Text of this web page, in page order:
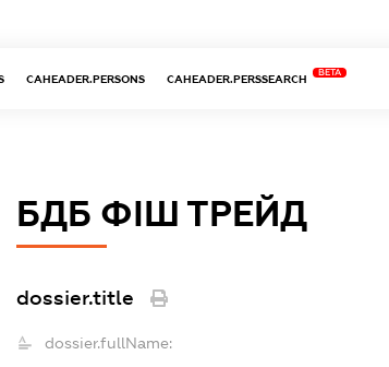
CAHEADER.PERSONS CAHEADER.PERSSEARCH
BETA
БДБ ФІШ ТРЕЙД
dossier.title
dossier.fullName: